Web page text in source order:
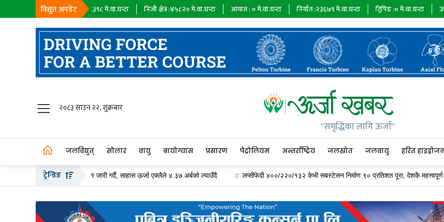
विद्युत अपडेट
सहायक कम्पनी :१८३९८मे.वा.घन्टा निजी क्षेत्र : ४५८२०मे.वा.घन्टा आयात :० मे.वा.घन्टा निर्यात :२३६७९मे.वा.घन्टा ट्रिपिङ :० मे.वा.घन्टा ऊर्जा माग :
२०८३ साउन २२, शुक्रबार
"समृद्धिका लागि ऊर्जा"
जलविद्युत् सोलार वायु बायोग्यास प्रसारण पेट्रोलियम अन्तर्राष्ट्रिय जलस्रोत जलवायु हरित
वायु
बायोग्यास
पेट्रोलियम
ट्रेन्डिङ
अर्ब बढीको हकप्रद सेयर जारी गर्दै, साहास ऊर्जा एक्लैले ४.३७ अर्बको ल्याउँदै लप्सीफेदी ४००/२२०/१३२ केभी सबस्टेसन निर्माण ९० प्रतिशत पूरा, देशकै महत्त्वपूर्ण विद्युत् हब